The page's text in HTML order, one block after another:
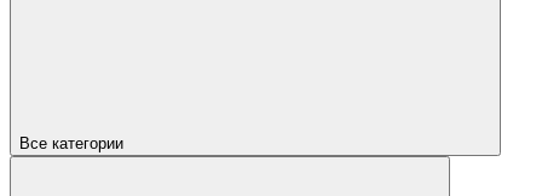
Все категории